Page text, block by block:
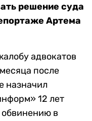
решение суда
Артема
адвокатов
после
назначил
12 лет
обвинению в